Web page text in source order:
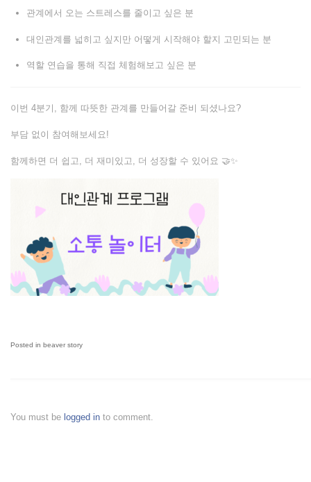
관계에서 오는 스트레스를 줄이고 싶은 분
대인관계를 넓히고 싶지만 어떻게 시작해야 할지 고민되는 분
역할 연습을 통해 직접 체험해보고 싶은 분
이번 4분기, 함께 따뜻한 관계를 만들어갈 준비 되셨나요?
부담 없이 참여해보세요!
함께하면 더 쉽고, 더 재미있고, 더 성장할 수 있어요 🤝✨
Posted in beaver story
You must be logged in to comment.